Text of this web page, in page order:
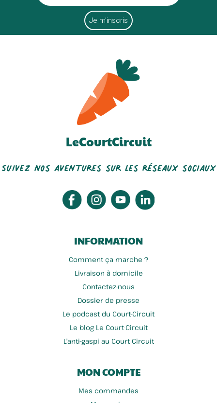
LeCourtCircuit
Suivez nos aventures sur les réseaux sociaux
INFORMATION
Comment ça marche ?
Livraison à domicile
Contactez-nous
Dossier de presse
Le podcast du Court-Circuit
Le blog Le Court-Circuit
L'anti-gaspi au Court Circuit
MON COMPTE
Mes commandes